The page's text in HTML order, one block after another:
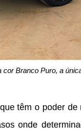
Branco Puro, a
têm o poder
onde